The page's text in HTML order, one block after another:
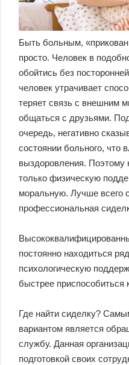
Быть больным,
просто. Человек в
обойтись без
человек утрачивает
теряет связь с внешним
общаться с друзьями.
очередь, негативно
состоянии больного, что
выздоровления. Поэтому
только физическую
моральную. Лучше всего
профессиональная
постоянно находиться
психологическую
быстрее приспособиться
Где найти сиделку?
вариантом является
службу. Данная
подготовкой своих